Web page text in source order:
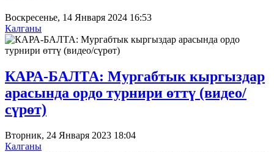
Воскресенье, 14 Января 2024 16:53
Калганы
КАРА-БАЛТА: Мургабтык кыргыздар
арасында ордо турнири өттү (видео/
сүрөт)
Вторник, 24 Января 2023 18:04
Калганы